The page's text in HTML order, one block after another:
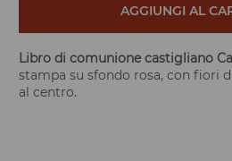
AGGIUNGI AL
Libro di comunione castigliano
stampa su sfondo rosa, con fiori
al centro.